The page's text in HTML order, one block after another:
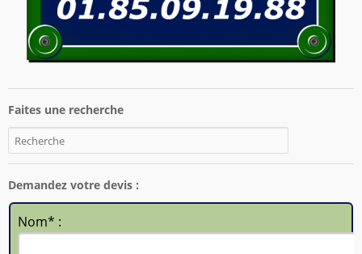
Faites une recherche
Demandez votre devis :
Nom* :